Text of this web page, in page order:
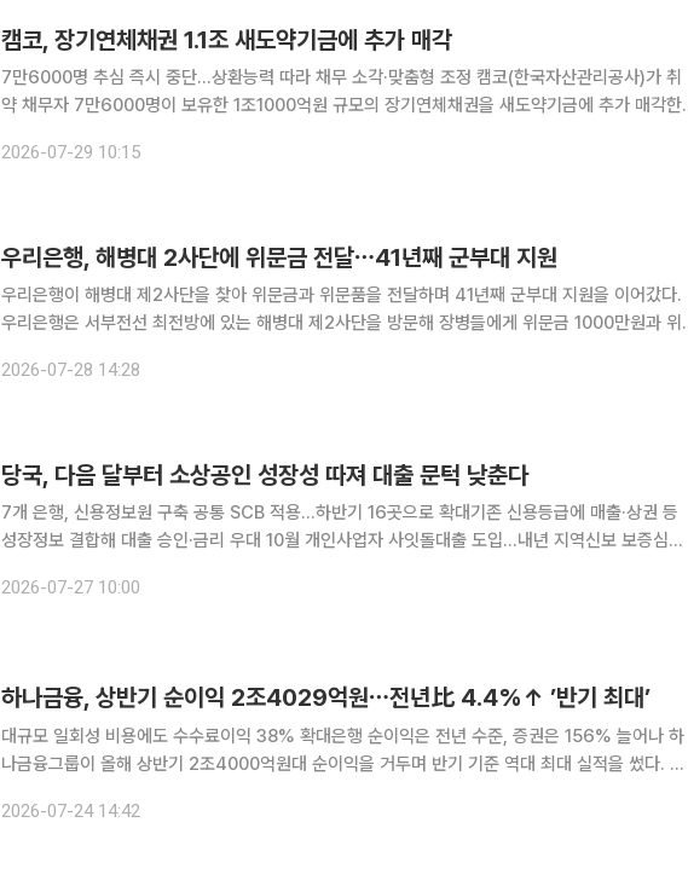
캠코, 장기연체채권 1.1조 새도약기금에 추가 매각
7만6000명 추심 즉시 중단…상환능력 따라 채무 소각·맞춤형 조정 캠코(한국자산관리공사)가 취
약 채무자 7만6000명이 보유한 1조1000억원 규모의 장기연체채권을 새도약기금에 추가 매각한
2026-07-29 10:15
우리은행, 해병대 2사단에 위문금 전달⋯41년째 군부대 지원
우리은행이 해병대 제2사단을 찾아 위문금과 위문품을 전달하며 41년째 군부대 지원을 이어갔다.
우리은행은 서부전선 최전방에 있는 해병대 제2사단을 방문해 장병들에게 위문금 1000만원과 위
이 참석했다. 우리은행은 1985년 해병대 제2사단과 자매결연을 맺은
2026-07-28 14:28
당국, 다음 달부터 소상공인 성장성 따져 대출 문턱 낮춘다
7개 은행, 신용정보원 구축 공통 SCB 적용…하반기 16곳으로 확대기존 신용등급에 매출·상권 등
성장정보 결합해 대출 승인·금리 우대 10월 개인사업자 사잇돌대출 도입…내년 지역신보 보증심사
공인 특화 신용평가체계(SCB)를 다음 달 말부터 은행권 대출심사에 적
2026-07-27 10:00
하나금융, 상반기 순이익 2조4029억원⋯전년比 4.4%↑ ’반기 최대’
대규모 일회성 비용에도 수수료이익 38% 확대은행 순이익은 전년 수준, 증권은 156% 늘어나 하
나금융그룹이 올해 상반기 2조4000억원대 순이익을 거두며 반기 기준 역대 최대 실적을 썼다. 대
규모의 자사주 추가 매입·소각과 26.5% 늘어난 분기 배당을 결의
2026-07-24 14:42